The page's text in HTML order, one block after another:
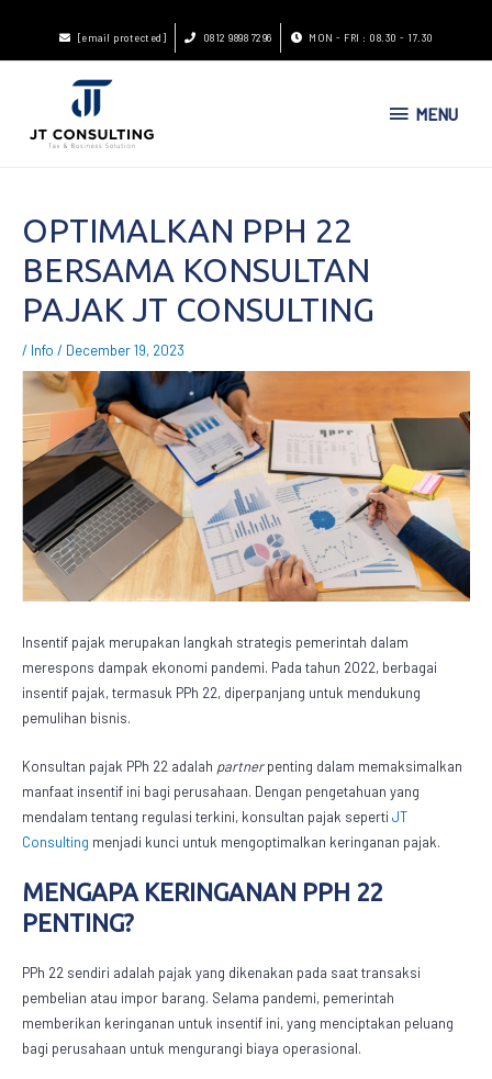
[email protected] 0812 9898 7296 MON - FRI : 08.30 - 17.30
MENU
OPTIMALKAN PPH 22
BERSAMA KONSULTAN
PAJAK JT CONSULTING
/ Info / December 19, 2023
Insentif pajak merupakan langkah strategis pemerintah dalam
merespons dampak ekonomi pandemi. Pada tahun 2022, berbagai
insentif pajak, termasuk PPh 22, diperpanjang untuk mendukung
pemulihan bisnis.
Konsultan pajak PPh 22 adalah partnerpenting dalam memaksimalkan
manfaat insentif ini bagi perusahaan. Dengan pengetahuan yang
mendalam tentang regulasi terkini, konsultan pajak sepertiJT
Consulting menjadi kunci untuk mengoptimalkan keringanan pajak.
MENGAPA KERINGANAN PPH 22
PENTING?
PPh 22 sendiri adalah pajak yang dikenakan pada saat transaksi
pembelian atau impor barang. Selama pandemi, pemerintah
memberikan keringanan untuk insentif ini, yang menciptakan peluang
bagi perusahaan untuk mengurangi biaya operasional.